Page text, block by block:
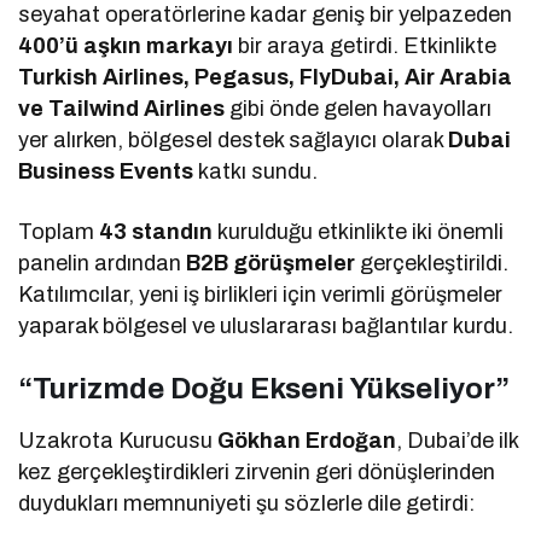
seyahat operatörlerine kadar geniş bir yelpazeden
400’ü aşkın markayı bir araya getirdi. Etkinlikte
Turkish Airlines, Pegasus, FlyDubai, Air Arabia
ve Tailwind Airlines gibi önde gelen havayolları
yer alırken, bölgesel destek sağlayıcı olarak Dubai
Business Events katkı sundu.
Toplam 43 standın kurulduğu etkinlikte iki önemli
panelin ardından B2B görüşmeler gerçekleştirildi.
Katılımcılar, yeni iş birlikleri için verimli görüşmeler
yaparak bölgesel ve uluslararası bağlantılar kurdu.
“Turizmde Doğu Ekseni Yükseliyor”
Uzakrota Kurucusu Gökhan Erdoğan, Dubai’de ilk
kez gerçekleştirdikleri zirvenin geri dönüşlerinden
duydukları memnuniyeti şu sözlerle dile getirdi: